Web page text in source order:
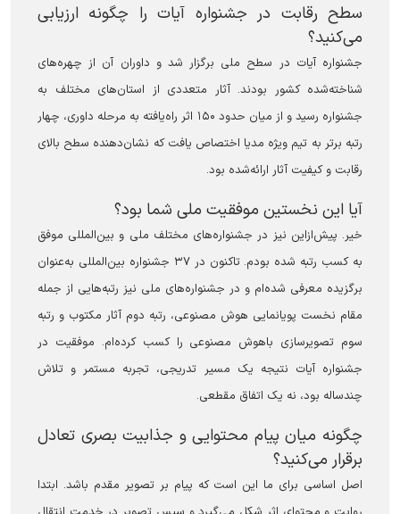
سطح رقابت در جشنواره آیات را چگونه ارزیابی
می‌کنید؟
جشنواره آیات در سطح ملی برگزار شد و داوران آن از چهره‌های
شناخته‌شده کشور بودند. آثار متعددی از استان‌های مختلف به
جشنواره رسید و از میان حدود ۱۵۰ اثر راه‌یافته به مرحله داوری، چهار
رتبه برتر به تیم ویژه مدیا اختصاص یافت که نشان‌دهنده سطح بالای
رقابت و کیفیت آثار ارائه‌شده بود.
آیا این نخستین موفقیت ملی شما بود؟
خیر. پیش‌ازاین نیز در جشنواره‌های مختلف ملی و بین‌المللی موفق
به کسب رتبه شده بودم. تاکنون در ۳۷ جشنواره بین‌المللی به‌عنوان
برگزیده معرفی شده‌ام و در جشنواره‌های ملی نیز رتبه‌هایی از جمله
مقام نخست پویانمایی هوش مصنوعی، رتبه دوم آثار مکتوب و رتبه
سوم تصویرسازی باهوش مصنوعی را کسب کرده‌ام. موفقیت در
جشنواره آیات نتیجه یک مسیر تدریجی، تجربه مستمر و تلاش
چندساله بود، نه یک اتفاق مقطعی.
چگونه میان پیام محتوایی و جذابیت بصری تعادل
برقرار می‌کنید؟
اصل اساسی برای ما این است که پیام بر تصویر مقدم باشد. ابتدا